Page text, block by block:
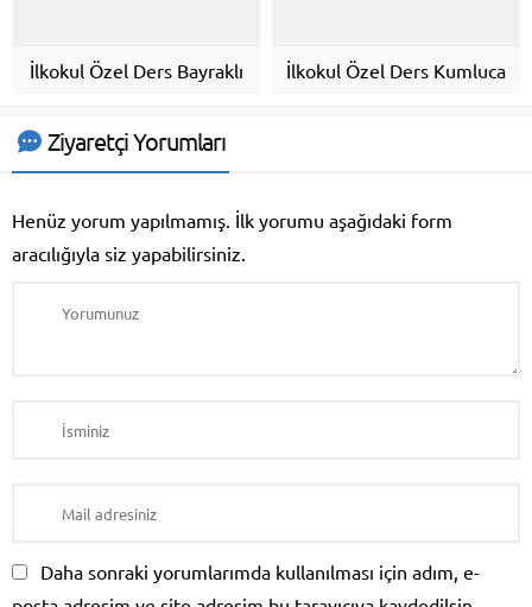
İlkokul Özel Ders Bayraklı İlkokul Özel Ders Kumluca
Ziyaretçi Yorumları
Henüz yorum yapılmamış. İlk yorumu aşağıdaki form
aracılığıyla siz yapabilirsiniz.
Daha sonraki yorumlarımda kullanılması için adım, e-